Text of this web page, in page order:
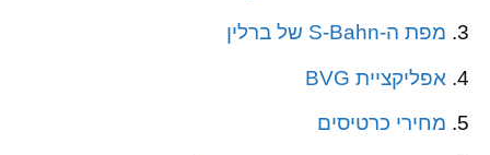
מפת ה-S-Bahn של ברלין
אפליקציית BVG
מחירי כרטיסים